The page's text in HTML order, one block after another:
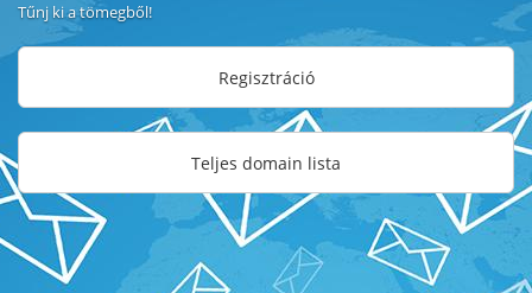
Tűnj ki a tömegből!
Regisztráció
Teljes domain lista